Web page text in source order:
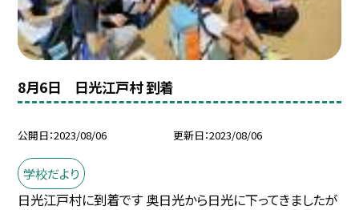
8月6日 日光江戸村 到着
公開日 2023/08/06 更新日 2023/08/06
学校だより
日光江戸村に到着です 奥日光から日光に下ってきましたが